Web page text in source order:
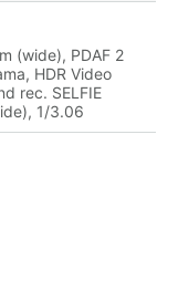
(wide), PDAF 2
HDR Video
rec. SELFIE
1/3.06